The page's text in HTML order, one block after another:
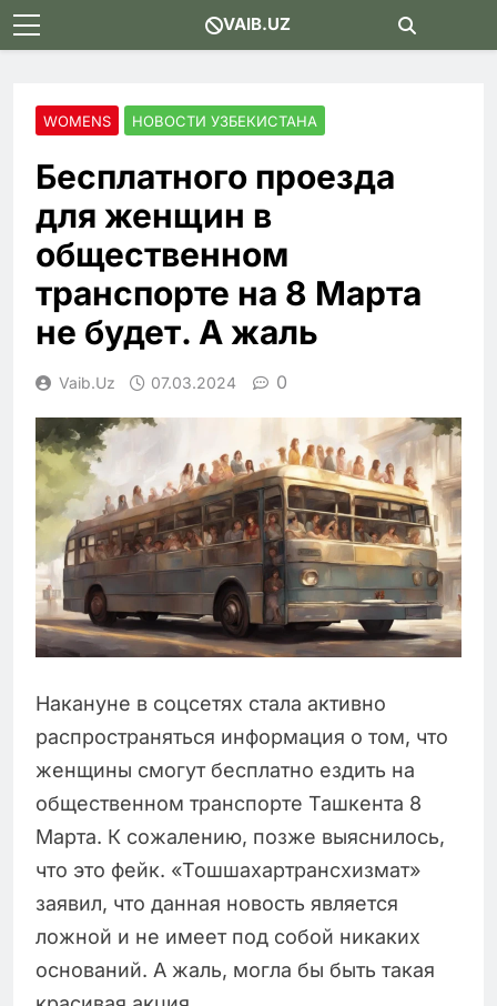
Skip
to
VAIB.UZ
WOMENS НОВОСТИ УЗБЕКИСТАНА
Бесплатного проезда
для женщин в
общественном
транспорте на 8 Марта
не будет. А жаль
Vaib.uz 07.03.2024 0
Накануне в соцсетях стала активно
распространяться информация о том, что
женщины смогут бесплатно ездить на
общественном транспорте Ташкента 8
Марта. К сожалению, позже выяснилось,
что это фейк. «Тошшахартрансхизмат»
заявил, что данная новость является
ложной и не имеет под собой никаких
оснований. А жаль, могла бы быть такая